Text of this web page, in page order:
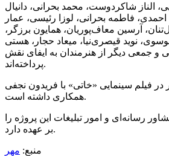
الناز شاکردوست، محمد بحرانی، دانیال
فاطمه بحرانی، لوزا رئیسی، عمار
آرسین معاف‌پوریان، همایون برزگر،
نوید قیصری‌نیا، میعاد حجار، هستی
و جمعی دیگر از هنرمندان به ایفای نقش
پرداخته‌اند.
در فیلم سینمایی «خاتی» با فریدون نجفی
همکاری داشته است.
رسانه‌ای و امور تبلیغات این پروژه را
بر عهده دارد.
منبع: مهر